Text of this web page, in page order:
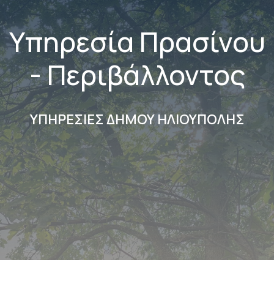
Υπηρεσία Πρασίνου
- Περιβάλλοντος
ΥΠΗΡΕΣΙΕΣ ΔΗΜΟΥ ΗΛΙΟΥΠΟΛΗΣ